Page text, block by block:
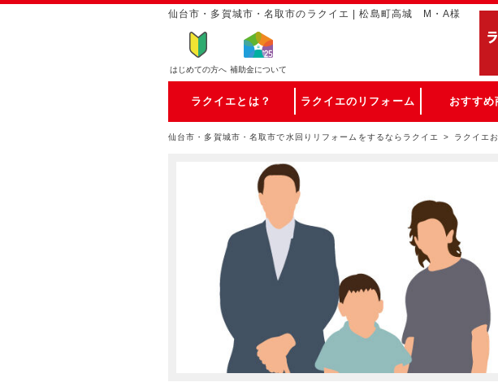
仙台市・多賀城市・名取市のラクイエ | 松島町高城 M・A様
はじめての方へ 補助金について
ラクイエとは？ ラクイエのリフォーム おすすめ
仙台市・多賀城市・名取市で水回りリフォームをするならラクイエ ラクイエ